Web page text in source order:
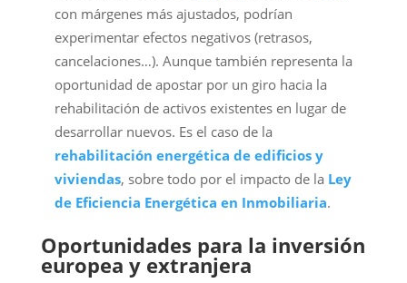
con márgenes más ajustados, podrían
experimentar efectos negativos (retrasos,
cancelaciones…). Aunque también representa la
oportunidad de apostar por un giro hacia la
rehabilitación de activos existentes en lugar de
desarrollar nuevos. Es el caso de la
rehabilitación energética de edificios y
viviendas, sobre todo por el impacto de la Ley
de Eficiencia Energética en Inmobiliaria.
Oportunidades para la inversión
europea y extranjera